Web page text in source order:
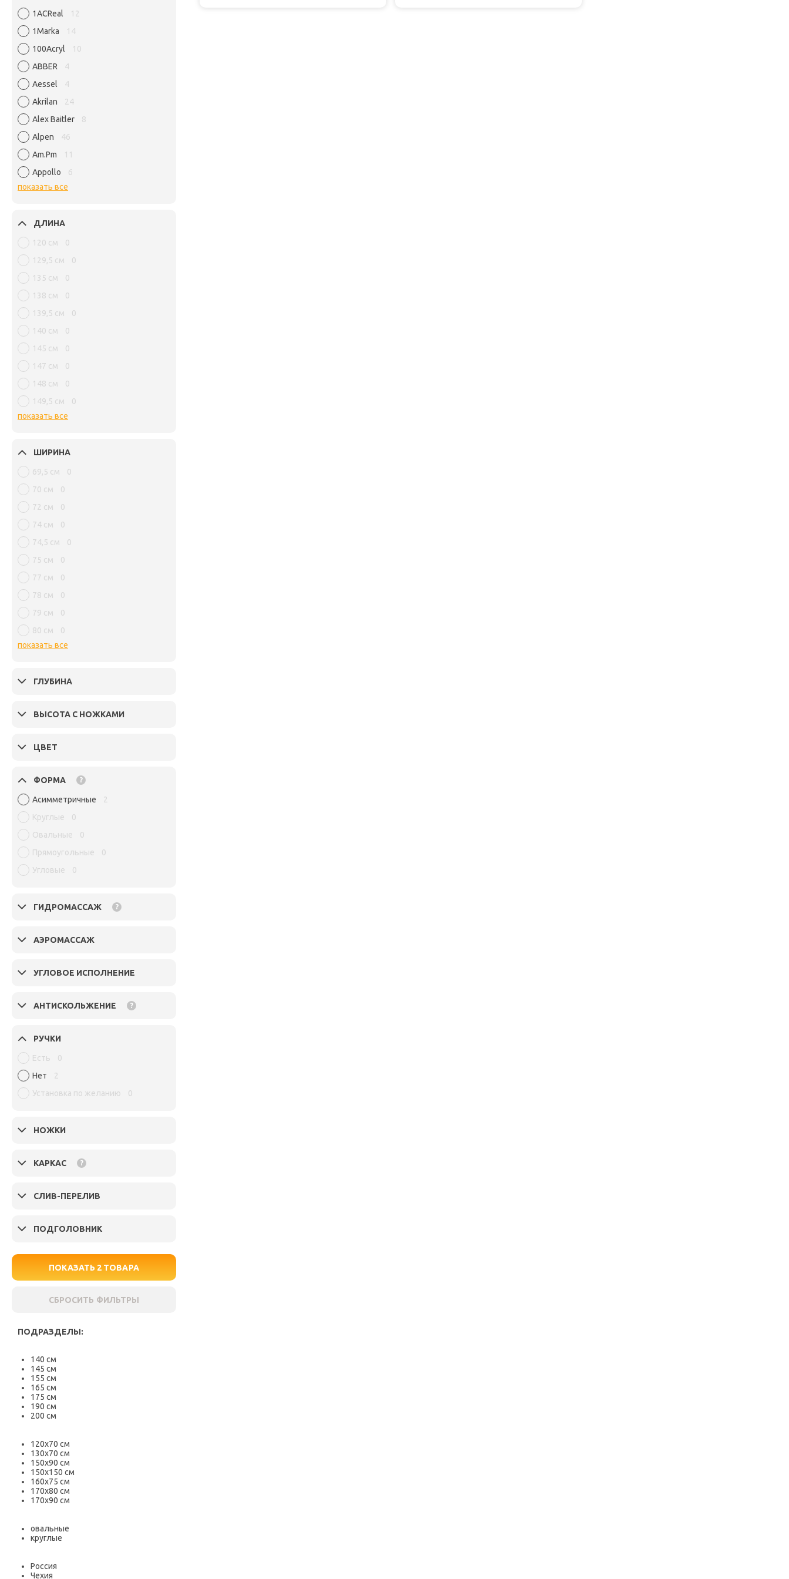
1ACReal
12
1Marka
14
100Acryl
10
ABBER
4
Aessel
4
Akrilan
24
Alex Baitler
8
Alpen
46
Am.Pm
11
Appollo
6
показать все
ДЛИНА
120 см
0
129,5 см
0
135 см
0
138 см
0
139,5 см
0
140 см
0
145 см
0
147 см
0
148 см
0
149,5 см
0
показать все
ШИРИНА
69,5 см
0
70 см
0
72 см
0
74 см
0
74,5 см
0
75 см
0
77 см
0
78 см
0
79 см
0
80 см
0
показать все
ГЛУБИНА
ВЫСОТА С НОЖКАМИ
ЦВЕТ
ФОРМА ?
Асимметричные
2
Круглые
0
Овальные
0
Прямоугольные
0
Угловые
0
ГИДРОМАССАЖ ?
АЭРОМАССАЖ
УГЛОВОЕ ИСПОЛНЕНИЕ
АНТИСКОЛЬЖЕНИЕ ?
РУЧКИ
Есть
0
Нет
2
Установка по желанию
0
НОЖКИ
КАРКАС ?
СЛИВ-ПЕРЕЛИВ
ПОДГОЛОВНИК
ПОКАЗАТЬ 2 ТОВАРА
СБРОСИТЬ ФИЛЬТРЫ
ПОДРАЗДЕЛЫ:
140 см
145 см
155 см
165 см
175 см
190 см
200 см
120х70 см
130х70 см
150х90 см
150х150 см
160х75 см
170х80 см
170х90 см
овальные
круглые
Россия
Чехия